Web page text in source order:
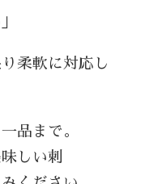
柔軟に対応し
品まで。
しい刺